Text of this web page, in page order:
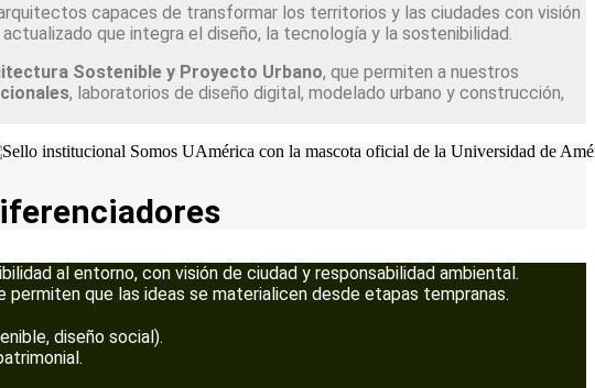
capaces de transformar los territorios y las ciudades con visión
que integra el diseño, la tecnología y la sostenibilidad.
Sostenible y Proyecto Urbano, que permiten a nuestros
, laboratorios de diseño digital, modelado urbano y construcción,
al entorno, con visión de ciudad y responsabilidad ambiental.
que las ideas se materialicen desde etapas tempranas.
diseño social).